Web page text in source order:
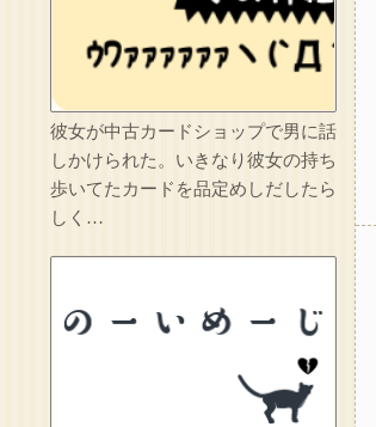
彼女が中古カードショップで男に話
しかけられた。いきなり彼女の持ち
歩いてたカードを品定めしだしたら
しく…